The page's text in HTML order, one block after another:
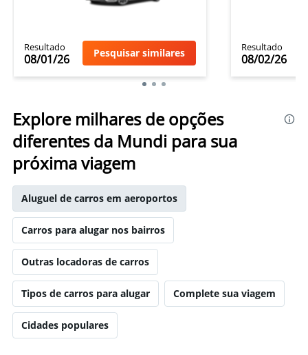
Resultado
08/01/26 Pesquisar similares Resultado
08/02/26
Explore milhares de opções
diferentes da Mundi para sua
próxima viagem
Aluguel de carros em aeroportos
Carros para alugar nos bairros
Outras locadoras de carros
Tipos de carros para alugar Complete sua viagem
Cidades populares